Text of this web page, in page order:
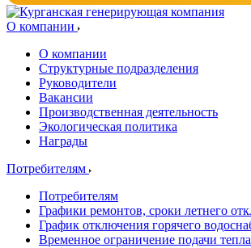
О компании
О компании
Структурные подразделения
Руководители
Вакансии
Производственная деятельность
Экологическая политика
Награды
Потребителям
Потребителям
Графики ремонтов, сроки летнего
График отключения горячего
Временное ограничение подачи